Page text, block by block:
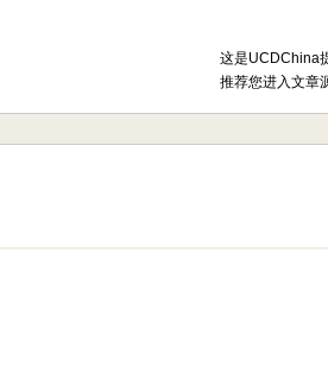
这是UCDChina
推荐您进入文章